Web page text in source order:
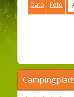
Dato
Foto